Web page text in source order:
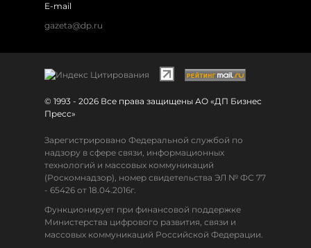
E-mail
gazeta@dp.ru
© 1993 - 2026 Все права защищены АО «ДП Бизнес
Пресс»
Зарегистрировано Федеральной службой по
надзору в сфере связи, информационных
технологий и массовых коммуникаций
(Роскомнадзор), номер свидетельства ЭЛ № ФС 77
- 65426 от 18.04.2016г.
Функционирует при финансовой поддержке
Министерства цифрового развития, связи и
массовых коммуникаций Российской Федерации.